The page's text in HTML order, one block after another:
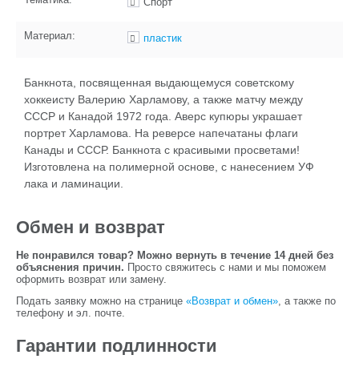
Материал: пластик
Банкнота, посвященная выдающемуся советскому
хоккеисту Валерию Харламову, а также матчу между
СССР и Канадой 1972 года. Аверс купюры украшает
портрет Харламова. На реверсе напечатаны флаги
Канады и СССР. Банкнота с красивыми просветами!
Изготовлена на полимерной основе, с нанесением УФ
лака и ламинации.
Обмен и возврат
Не понравился товар? Можно вернуть в течение 14 дней без
объяснения причин. Просто свяжитесь с нами и мы поможем
оформить возврат или замену.
Подать заявку можно на странице «Возврат и обмен», а также по
телефону и эл. почте.
Гарантии подлинности